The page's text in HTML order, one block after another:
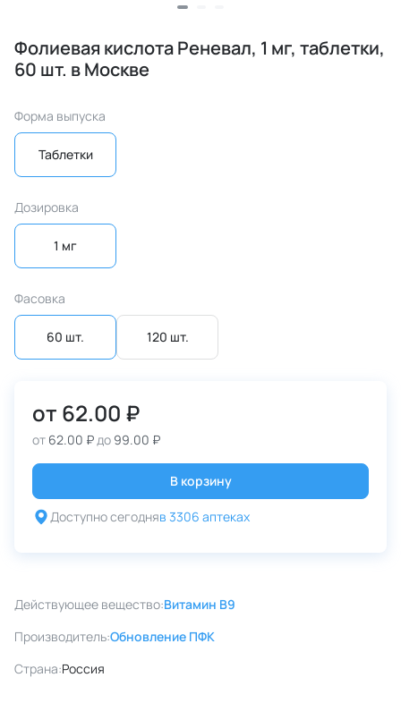
Фолиевая кислота Реневал, 1 мг, таблетки,
60 шт. в Москве
Форма выпуска
Таблетки
Дозировка
1 мг
Фасовка
60 шт. 120 шт.
от 62.00 ₽
от 62.00 ₽до 99.00 ₽
В корзину
Доступно сегодняв 3306 аптеках
Действующее вещество:Витамин B9
Производитель:Обновление ПФК
Страна:Россия